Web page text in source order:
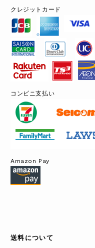
クレジットカード
コンビニ支払い
Amazon Pay
送料について